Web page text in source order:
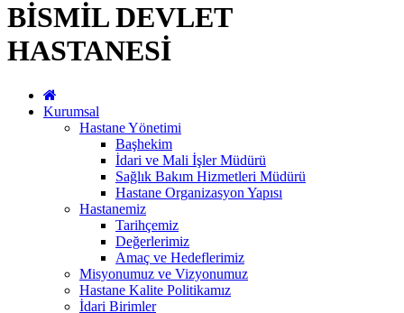
BİSMİL DEVLET
HASTANESİ
Kurumsal
Hastane Yönetimi
Başhekim
İdari ve Mali İşler Müdürü
Sağlık Bakım Hizmetleri Müdürü
Hastane Organizasyon Yapısı
Hastanemiz
Tarihçemiz
Değerlerimiz
Amaç ve Hedeflerimiz
Misyonumuz ve Vizyonumuz
Hastane Kalite Politikamız
İdari Birimler